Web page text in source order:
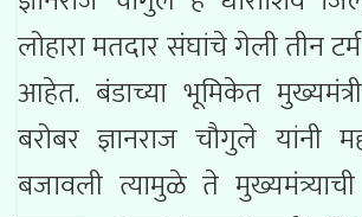
लोहारा मतदार संघांचे गेली तीन
आहेत. बंडाच्या भूमिकेत
बरोबर ज्ञानराज चौगुले यांनी
बजावली त्यामुळे ते